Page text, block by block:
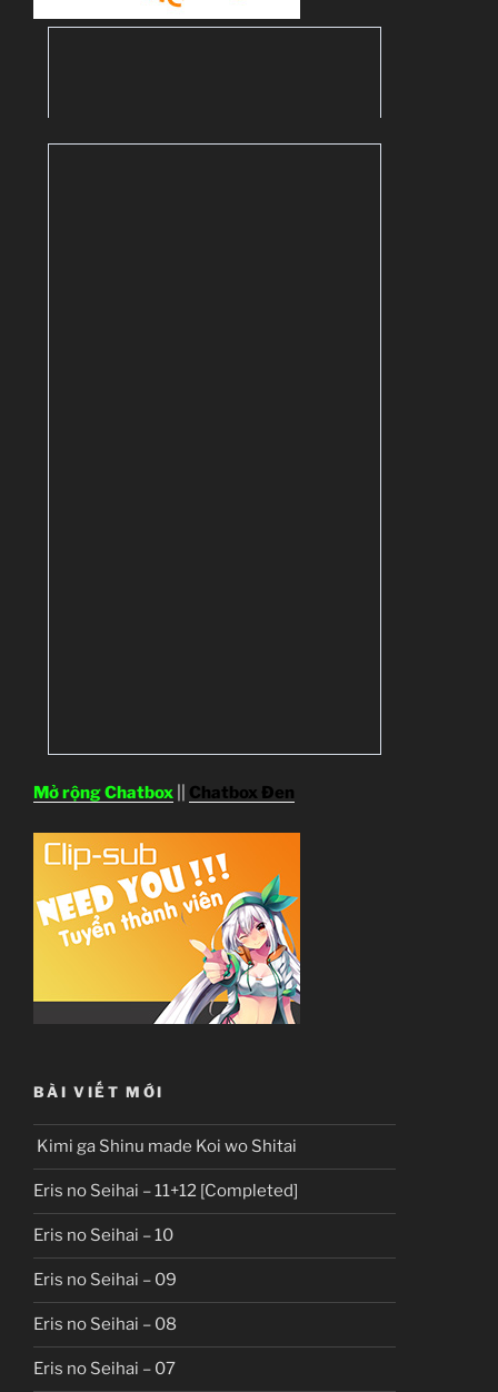
Mở rộng Chatbox Chatbox Đen
BÀI VIẾT MỚI
Kimi ga Shinu made Koi wo Shitai
Eris no Seihai – 11+12 [Completed]
Eris no Seihai – 10
Eris no Seihai – 09
Eris no Seihai – 08
Eris no Seihai – 07